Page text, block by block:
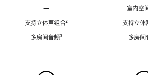
—
支持立体声组合脚
²
多房间音频脚
³
室内空
支持立体
多房间